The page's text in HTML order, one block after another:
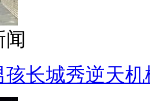
闻
孩长城秀逆天机